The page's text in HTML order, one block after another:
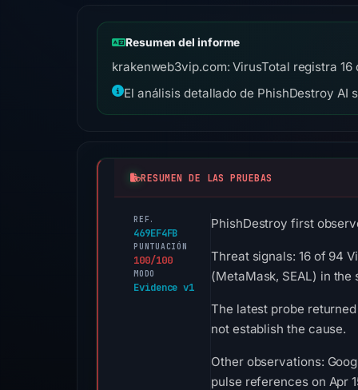
Resumen del informe
krakenweb3vip.com: VirusTotal registra
El análisis detallado de PhishDestroy
RESUMEN DE LAS PRUEBAS
REF.
469EF4FB
PUNTUACIÓN
100/100
MODO
Evidence v1
PhishDestroy first
Threat signals: 16 of 94
(MetaMask, SEAL) in the
The latest probe
not establish the cause.
Other observations:
pulse references on Apr